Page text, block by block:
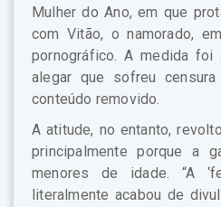
Mulher do Ano, em que
com Vitão, o namorado,
pornográfico. A medida
alegar que sofreu
conteúdo removido.
A atitude, no entanto,
principalmente porque a
menores de idade. “A
literalmente acabou de